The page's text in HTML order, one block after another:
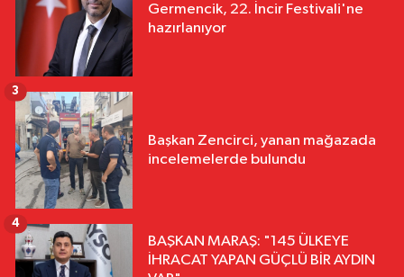
Germencik, 22. İncir Festivali'ne
hazırlanıyor
Başkan Zencirci, yanan mağazada
incelemelerde bulundu
3
BAŞKAN MARAŞ: "145 ÜLKEYE
İHRACAT YAPAN GÜÇLÜ BİR AYDIN
4